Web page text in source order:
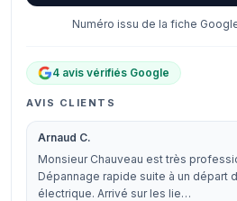
Numéro issu de la fiche
4 avis vérifiés Google
AVIS CLIENTS
Arnaud C.
Monsieur Chauveau est très
Dépannage rapide suite à un départ
électrique. Arrivé sur les lie…